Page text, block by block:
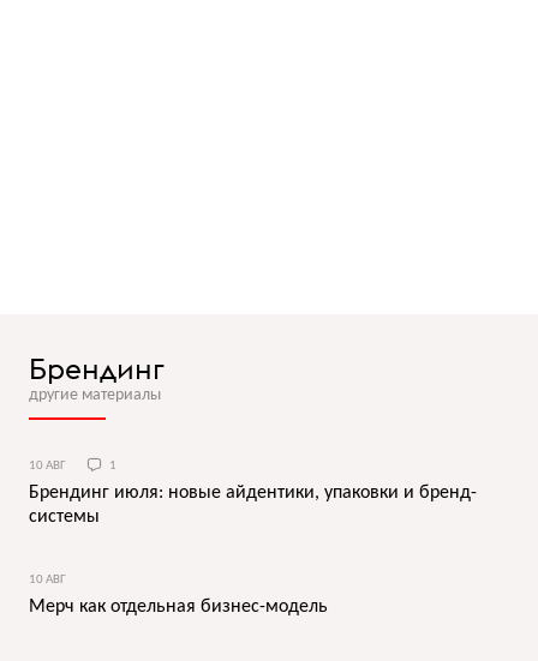
Брендинг
другие материалы
10 АВГ 1
Брендинг июля: новые айдентики, упаковки и бренд-
системы
10 АВГ
Мерч как отдельная бизнес-модель